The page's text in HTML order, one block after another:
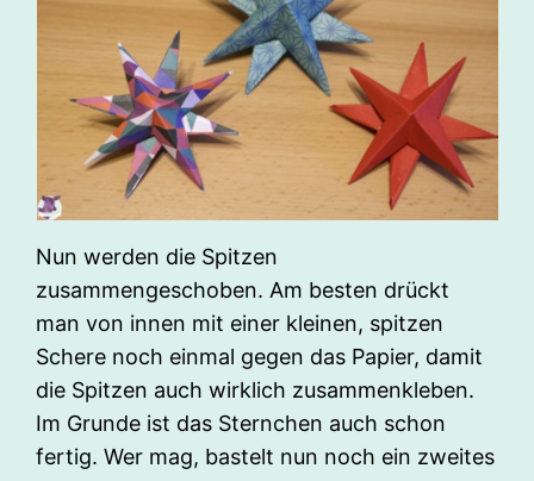
Nun werden die Spitzen
zusammengeschoben. Am besten drückt
man von innen mit einer kleinen, spitzen
Schere noch einmal gegen das Papier, damit
die Spitzen auch wirklich zusammenkleben.
Im Grunde ist das Sternchen auch schon
fertig. Wer mag, bastelt nun noch ein zweites